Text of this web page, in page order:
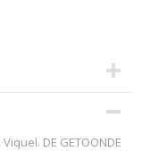
Viquel. DE GETOONDE